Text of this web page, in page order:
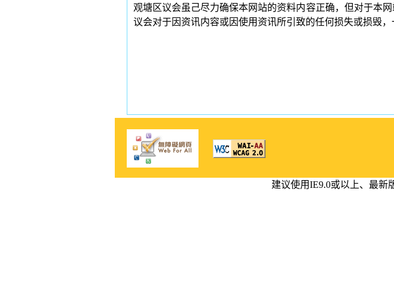
观塘区议会虽己尽力确保本网站的资料内容正确，但对于本
议会对于因资讯内容或因使用资讯所引致的任何损失或损毁，
建议使用IE9.0或以上、最新